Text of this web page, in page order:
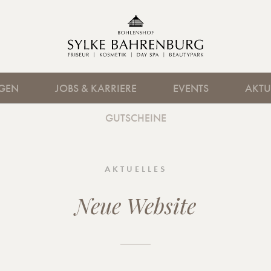
UNSER TEAM PHILOSOPHIE DER
KOSMETIK HOCHZEIT DAY SPA
GUTSCHEINE
JOBS & KARRIERE
AUSBILDUNG EVENTS
AKTUELLES
Neue Website